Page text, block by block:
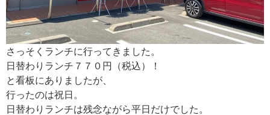
さっそくランチに行ってきました。
日替わりランチ７７０円（税込）！
と看板にありましたが、
行ったのは祝日。
日替わりランチは残念ながら平日だけでした。